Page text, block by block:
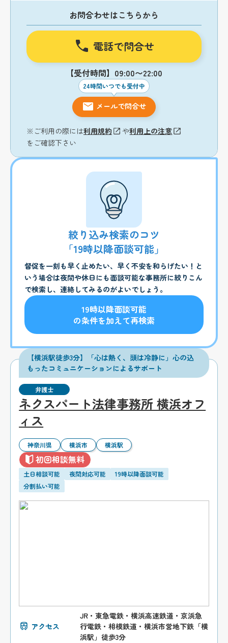
お問合わせはこちらから
電話で問合せ
【受付時間】09:00〜22:00
24時間いつでも受付中
メールで問合せ
※ご利用の際には利用規約 や利用上の注意
をご確認下さい
絞り込み検索のコツ
「19時以降面談可能」
督促を一刻も早く止めたい、早く不安を和らげたい！と
いう場合は夜間や休日にも面談可能な事務所に絞りこん
で検索し、連絡してみるのがよいでしょう。
19時以降面談可能
の条件を加えて再検索
【横浜駅徒歩3分】「心は熱く、頭は冷静に」心の込
もったコミュニケーションによるサポート
弁護士
ネクスパート法律事務所 横浜オフ
ィス
神奈川県 横浜市 横浜駅
初回相談無料
土日相談可能 夜間対応可能
19時以降面談可能
分割払い可能
アクセス
JR・東急電鉄・横浜高速鉄道・京浜急
行電鉄・相模鉄道・横浜市営地下鉄「横
浜駅」徒歩3分